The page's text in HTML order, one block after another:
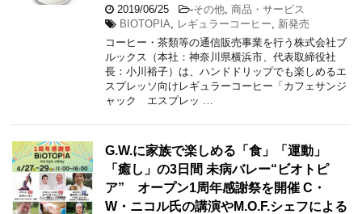
2019/06/25 -その他 商品・サービス
BIOTOPIA
レギュラーコーヒー
新発売
コーヒー・茶類等の通信販売事業を行う株式会社ブ
ルックス（本社：神奈川県横浜市、代表取締役社
長：小川裕子）は、ハンドドリップでも楽しめるエ
スプレッソ向けレギュラーコーヒー「カフェサンジ
ャック エスプレッ …
G.W.に家族で楽しめる「食」「運動」
「癒し」の3日間 未病バレー“ビオトピ
ア” オープン1周年感謝祭を開催 C・
W・ニコル氏の講演やM.O.F.シェフによる